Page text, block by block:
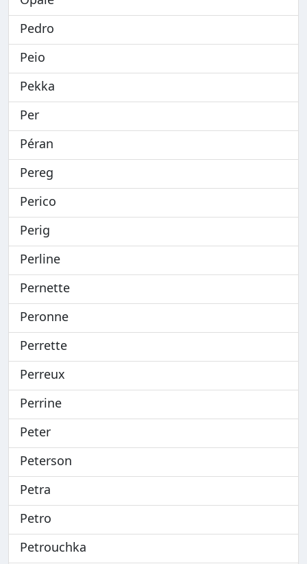
Pedro
Peio
Pekka
Per
Péran
Pereg
Perico
Perig
Perline
Pernette
Peronne
Perrette
Perreux
Perrine
Peter
Peterson
Petra
Petro
Petrouchka